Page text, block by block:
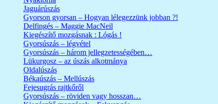
Jaguárúszás
Gyorson gyorsan – Hogyan lélegezzünk jobban ?!
Delfingés – Maggie MacNeil
Kiegészítő mozgásnak : Lógás !
Gyorsúszás – légvétel
Gyorsúszás – három jellegzetességében…
Lükurgosz – az úszás alkotmánya
Oldalúszás
Békaúszás – Mellúszás
Fejesugrás rajtkőről
Gyorsúszás – röviden vagy hosszan…